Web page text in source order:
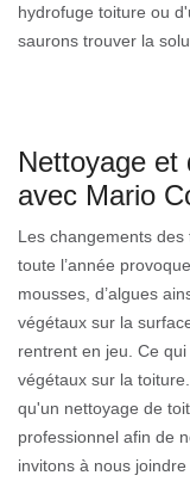
hydrofuge toiture ou
saurons trouver la
Nettoyage et
avec Mario
Les changements
toute l’année
mousses, d’algues
végétaux sur la
rentrent en jeu. Ce
végétaux sur la
qu'un nettoyage de
professionnel afin de
invitons à nous